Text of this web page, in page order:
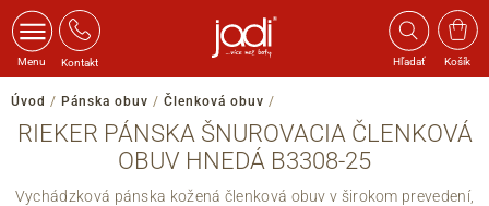
Menu Kontakt Hľadať Košík
Úvod / Pánska obuv / Členková obuv /
RIEKER PÁNSKA ŠNUROVACIA ČLENKOVÁ
OBUV HNEDÁ B3308-25
Vychádzková pánska kožená členková obuv v širokom prevedení,